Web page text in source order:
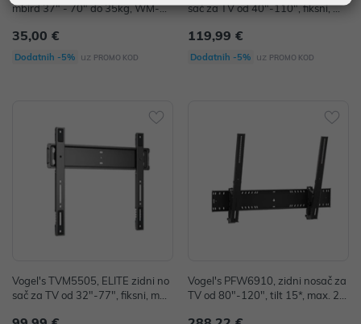
mbird 37" - 70" do 35kg, WM-70
35,00 €
Dodatnih -5% uz PROMO KOD
sač za TV od 40"-110", fiksni, ma
119,99 €
Dodatnih -5% uz PROMO KOD
Vogel's TVM5505, ELITE zidni no
sač za TV od 32"-77", fiksni, max
Vogel's PFW6910, zidni nosač za
TV od 80"-120", tilt 15*, max. 23